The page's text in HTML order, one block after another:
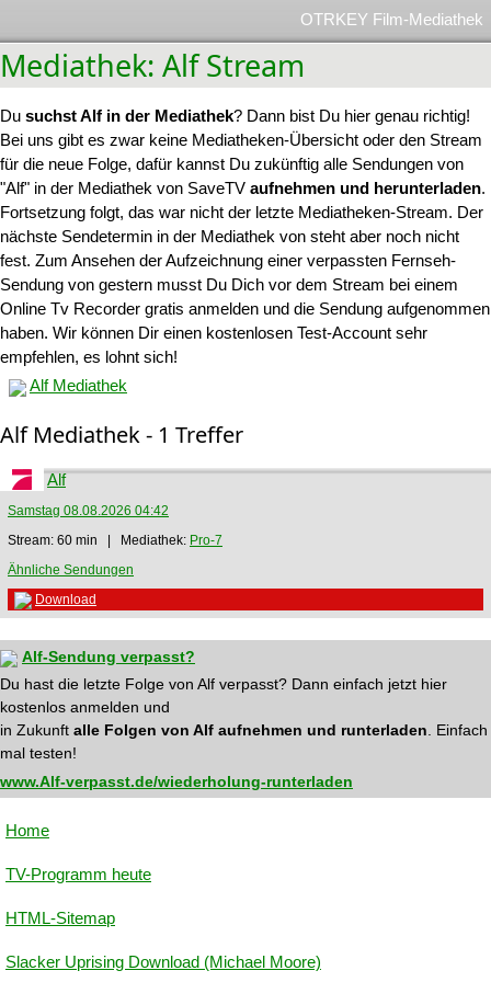
OTRKEY Film-Mediathek
Mediathek: Alf Stream
Du suchst Alf in der Mediathek? Dann bist Du hier genau richtig!
Bei uns gibt es zwar keine Mediatheken-Übersicht oder den Stream
für die neue Folge, dafür kannst Du zukünftig alle Sendungen von
"Alf" in der Mediathek von SaveTV aufnehmen und herunterladen.
Fortsetzung folgt, das war nicht der letzte Mediatheken-Stream. Der
nächste Sendetermin in der Mediathek von steht aber noch nicht
fest. Zum Ansehen der Aufzeichnung einer verpassten Fernseh-
Sendung von gestern musst Du Dich vor dem Stream bei einem
Online Tv Recorder gratis anmelden und die Sendung aufgenommen
haben. Wir können Dir einen kostenlosen Test-Account sehr
empfehlen, es lohnt sich!
Alf Mediathek
Alf Mediathek - 1 Treffer
Alf
Samstag 08.08.2026 04:42
Stream: 60 min | Mediathek: Pro-7
Ähnliche Sendungen
Download
Alf-Sendung verpasst?
Du hast die letzte Folge von Alf verpasst? Dann einfach jetzt hier
kostenlos anmelden und
in Zukunft alle Folgen von Alf aufnehmen und runterladen . Einfach
mal testen!
www.Alf-verpasst.de/wiederholung-runterladen
Home
TV-Programm heute
HTML-Sitemap
Slacker Uprising Download (Michael Moore)